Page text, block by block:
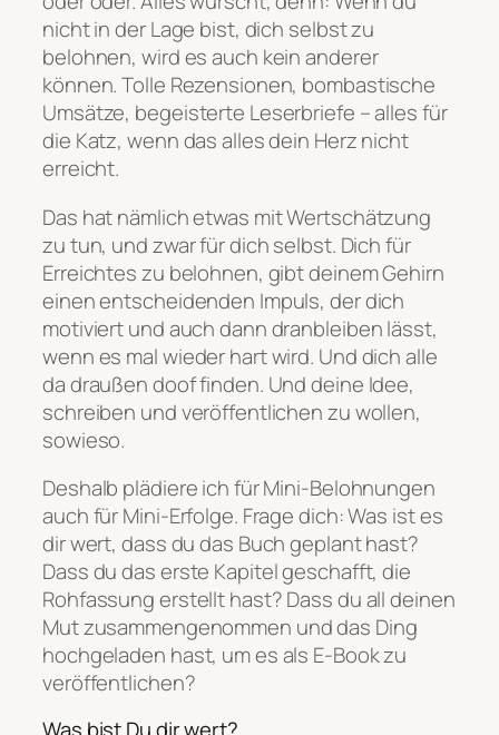
nicht in der Lage bist, dich selbst zu
belohnen, wird es auch kein anderer
können. Tolle Rezensionen, bombastische
Umsätze, begeisterte Leserbriefe – alles für
die Katz, wenn das alles dein Herz nicht
erreicht.
Das hat nämlich etwas mit Wertschätzung
zu tun, und zwar für dich selbst. Dich für
Erreichtes zu belohnen, gibt deinem Gehirn
einen entscheidenden Impuls, der dich
motiviert und auch dann dranbleiben lässt,
wenn es mal wieder hart wird. Und dich alle
da draußen doof finden. Und deine Idee,
schreiben und veröffentlichen zu wollen,
sowieso.
Deshalb plädiere ich für Mini-Belohnungen
auch für Mini-Erfolge. Frage dich: Was ist es
dir wert, dass du das Buch geplant hast?
Dass du das erste Kapitel geschafft, die
Rohfassung erstellt hast? Dass du all deinen
Mut zusammengenommen und das Ding
hochgeladen hast, um es als E-Book zu
veröffentlichen?